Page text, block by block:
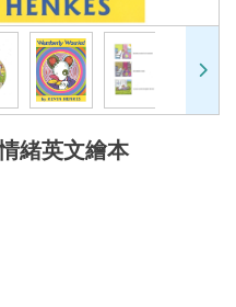
緒英文繪本